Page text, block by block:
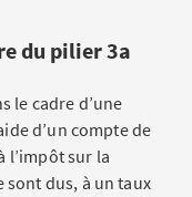
du pilier 3a
le cadre d’une
d’un compte de
l’impôt sur la
sont dus, à un taux